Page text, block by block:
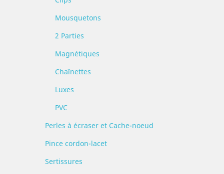
Mousquetons
2 Parties
Magnétiques
Chaînettes
Luxes
PVC
Perles à écraser et Cache-noeud
Pince cordon-lacet
Sertissures